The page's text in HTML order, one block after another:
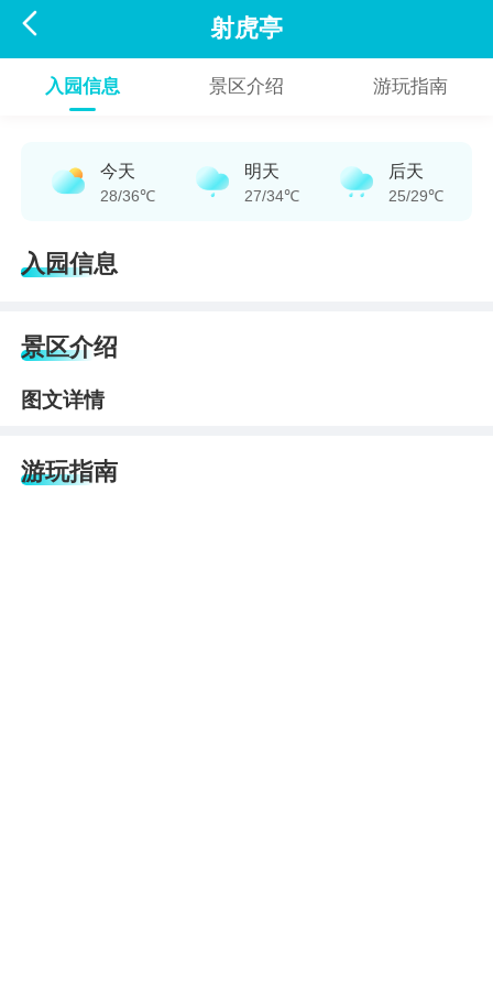
 射虎亭
入园信息 景区介绍 游玩指南
今天
28/36℃
明天
27/34℃
后天
25/29℃
入园信息
景区介绍
图文详情
游玩指南